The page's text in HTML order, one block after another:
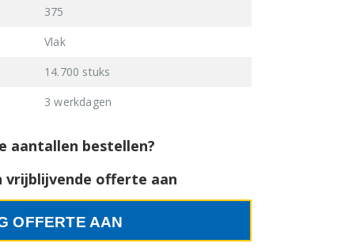
375
Vlak
14.700 stuks
3 werkdagen
aantallen bestellen?
vrijblijvende offerte aan
OFFERTE AAN